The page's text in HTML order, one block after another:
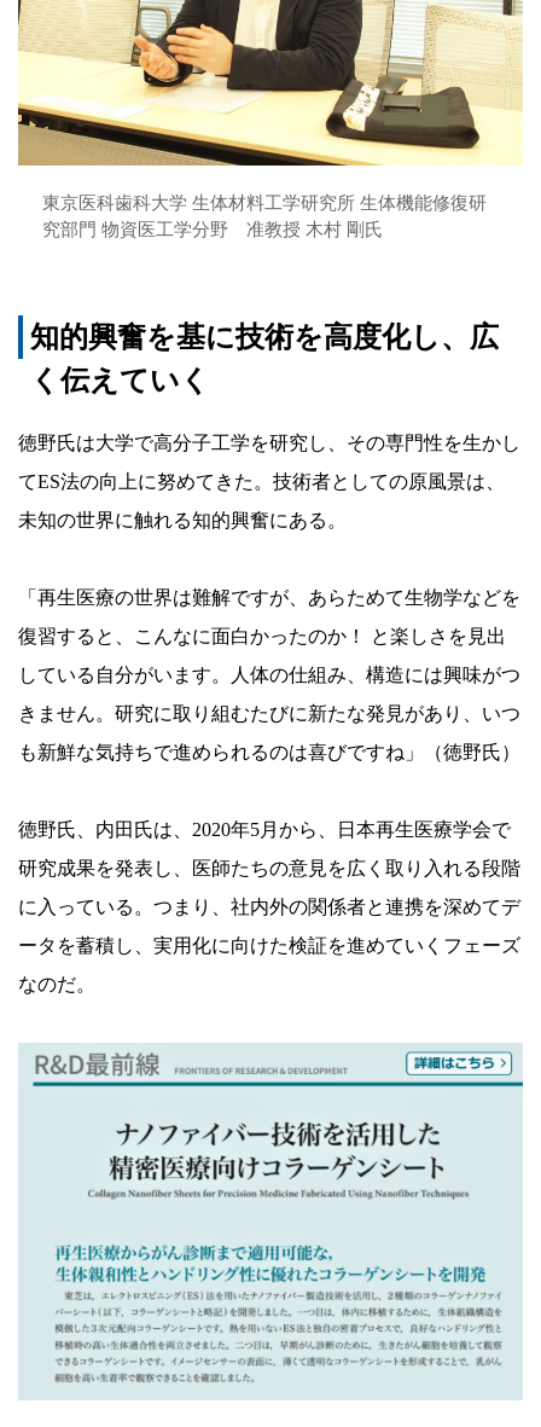
東京医科歯科大学 生体材料工学研究所 生体機能修復研
究部門 物資医工学分野 准教授 木村 剛氏
知的興奮を基に技術を高度化し、広
く伝えていく
徳野氏は大学で高分子工学を研究し、その専門性を生かし
てES法の向上に努めてきた。技術者としての原風景は、
未知の世界に触れる知的興奮にある。
「再生医療の世界は難解ですが、あらためて生物学などを
復習すると、こんなに面白かったのか！ と楽しさを見出
している自分がいます。人体の仕組み、構造には興味がつ
きません。研究に取り組むたびに新たな発見があり、いつ
も新鮮な気持ちで進められるのは喜びですね」（徳野氏）
徳野氏、内田氏は、2020年5月から、日本再生医療学会で
研究成果を発表し、医師たちの意見を広く取り入れる段階
に入っている。つまり、社内外の関係者と連携を深めてデ
ータを蓄積し、実用化に向けた検証を進めていくフェーズ
なのだ。